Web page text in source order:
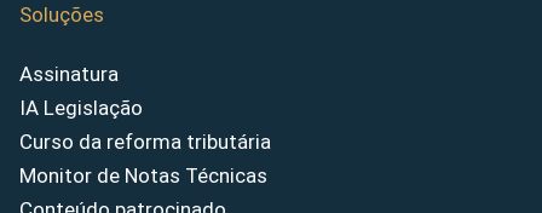
Soluções
Assinatura
IA Legislação
Curso da reforma tributária
Monitor de Notas Técnicas